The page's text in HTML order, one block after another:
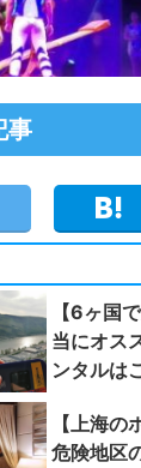
事
【6ヶ国
当にオス
ンタルは
【上海の
危険地区